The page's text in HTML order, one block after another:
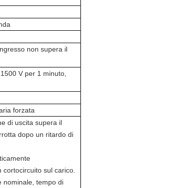
non supera il
V per 1 minuto,
forzata
di uscita supera il
dopo un ritardo di
sul carico.
nominale, tempo di